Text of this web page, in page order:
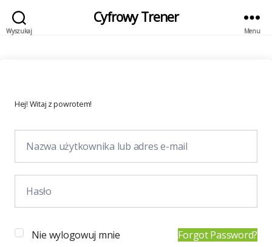
Wyszukaj
Cyfrowy Trener
Menu
Hej! Witaj z powrotem!
Nie wylogowuj mnie Forgot Password?